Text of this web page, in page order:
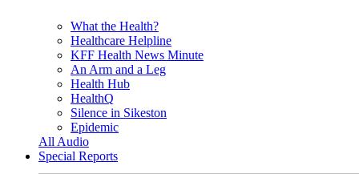
What the Health?
Healthcare Helpline
KFF Health News Minute
An Arm and a Leg
Health Hub
HealthQ
Silence in Sikeston
Epidemic
All Audio
Special Reports